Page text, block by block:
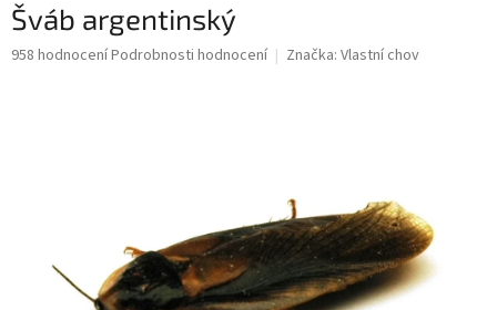
Šváb argentinský
Průměrné
958 hodnoceníPodrobnosti hodnocení Značka: Vlastní chov